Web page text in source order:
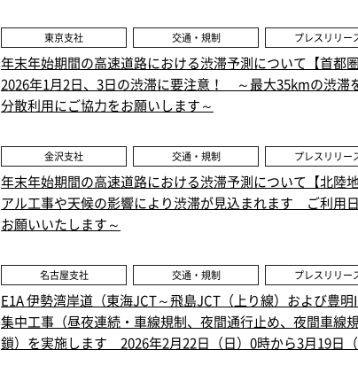
東京支社 交通・規制 プレスリリー
年末年始期間の高速道路における渋滞予測について【首
2026年1月2日、3日の渋滞に要注意！ ～最大35kmの渋滞
分散利用にご協力をお願いします～
金沢支社 交通・規制 プレスリリー
年末年始期間の高速道路における渋滞予測について【北
アル工事や天候の影響により渋滞が見込まれます ご利用
お願いいたします～
名古屋支社 交通・規制 プレスリリー
E1A 伊勢湾岸道（東海JCT～飛島JCT（上り線）および豊
集中工事（昼夜連続・車線規制、夜間通行止め、夜間車線
鎖）を実施します 2026年2月22日（日）0時から3月19日